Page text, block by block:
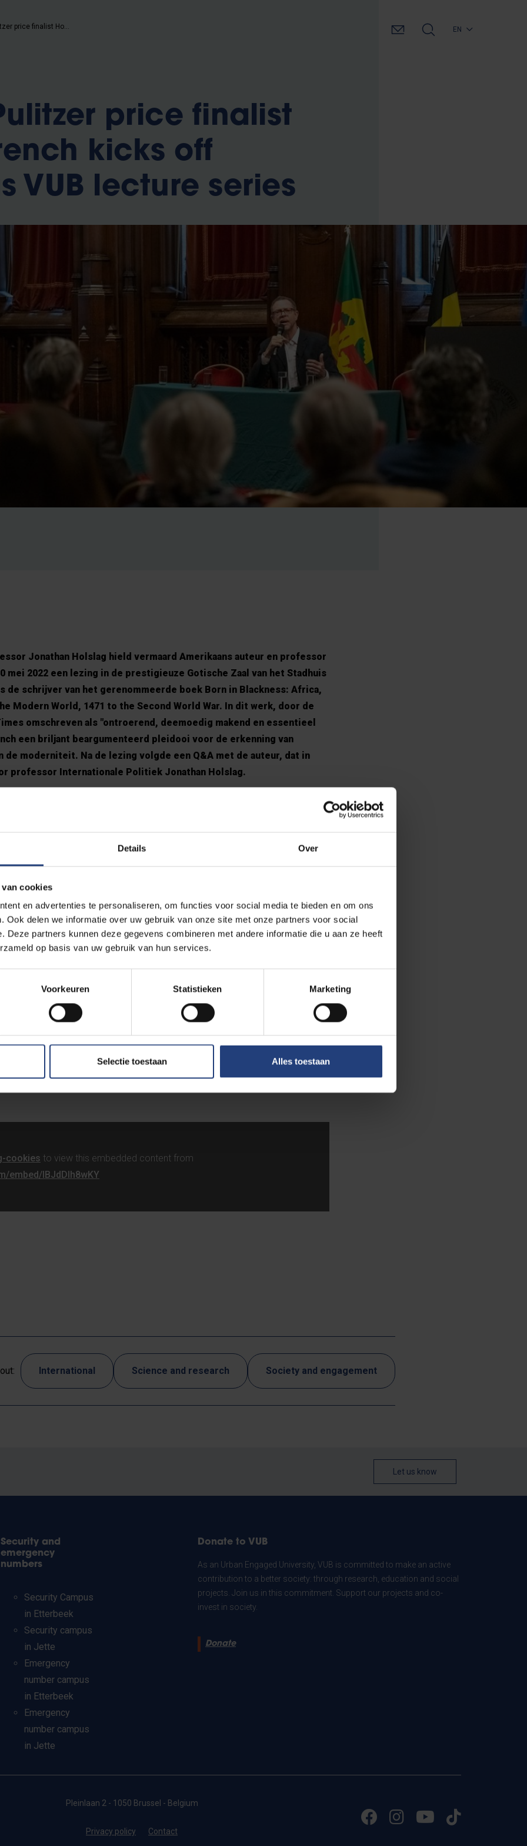
Details Over
cookies
en advertenties te personaliseren, om functies voor social media te bieden en om ons
Ook delen we informatie over uw gebruik van onze site met onze partners voor social
Deze partners kunnen deze gegevens combineren met andere informatie die u aan ze heeft
op basis van uw gebruik van hun services.
Voorkeuren Statistieken Marketing
Selectie toestaan Alles toestaan
EN
price finalist
kicks off
VUB lecture series
Jonathan Holslag hield vermaard Amerikaans auteur en professor
mei 2022 een lezing in de prestigieuze Gotische Zaal van het Stadhuis
de schrijver van het gerenommeerde boek Born in Blackness: Africa,
Modern World, 1471 to the Second World War. In dit werk, door de
omschreven als "ontroerend, deemoedig makend en essentieel
een briljant beargumenteerd pleidooi voor de erkenning van
de moderniteit. Na de lezing volgde een Q&A met de auteur, dat in
professor Internationale Politiek Jonathan Holslag.
foto-album.
cookiesto view this embedded content from
embed/RTxSsGnvy3s
eerste in een prestigieuze lezingenreek van de VUB over de huidige stand van
denkers en academische topexperts worden uitgenodigd om hun licht
zullen ze de existentiële uitdagingen van deze tijd becommentariëren en
cookies to view this embedded content from
embed/IBJdDIh8wKY
International Science and research Society and engagement
Let us know
Security and
emergency
numbers
Security Campus
in Etterbeek
Security campus
in Jette
Emergency
number campus
in Etterbeek
Emergency
number campus
in Jette
Donate to VUB
As an Urban Engaged University, VUB is committed to make an active
contribution to a better society: through research, education and social
projects. Join us in this commitment. Support our projects and co-
invest in society.
Donate
Pleinlaan 2 - 1050 Brussel - Belgium
Privacy policy Contact